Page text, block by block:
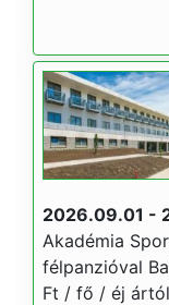
2026.09.01 -
Akadémia
félpanzióval
Ft / fő / éj